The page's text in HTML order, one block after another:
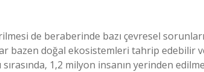
de beraberinde bazı çevresel
bazen doğal ekosistemleri tahrip edebilir
sırasında, 1,2 milyon insanın yerinden